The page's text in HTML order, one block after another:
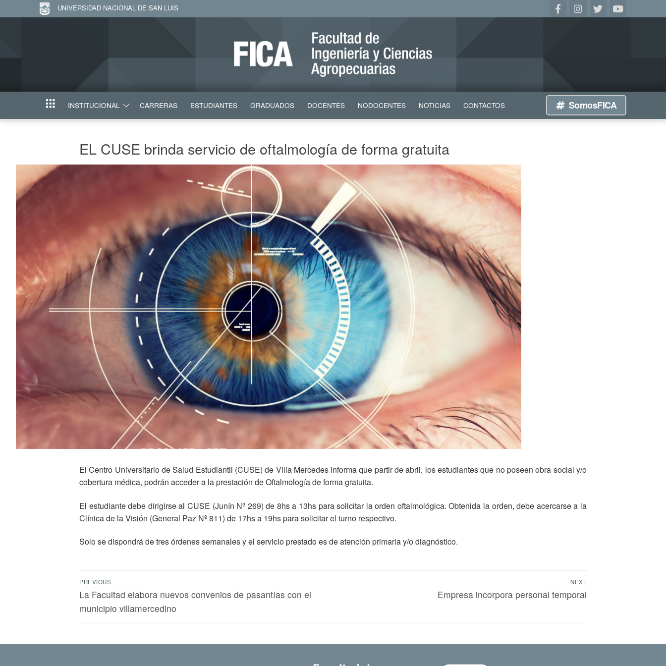
UNIVERSIDAD NACIONAL DE SAN LUIS
INICIO INSTITUCIONAL CARRERAS ESTUDIANTES GRADUADOS DOCENTES NODOCENTES NOTICIAS CONTACTOS SomosFICA
EL CUSE brinda servicio de oftalmología de forma gratuita
El Centro Universitario de Salud Estudiantil (CUSE) de Villa Mercedes informa que partir de abril, los estudiantes que no poseen obra social y/o
cobertura médica, podrán acceder a la prestación de Oftalmología de forma gratuita.
El estudiante debe dirigirse al CUSE (Junín Nº 269) de 8hs a 13hs para solicitar la orden oftalmológica. Obtenida la orden, debe acercarse a la
Clínica de la Visión (General Paz Nº 811) de 17hs a 19hs para solicitar el turno respectivo.
Solo se dispondrá de tres órdenes semanales y el servicio prestado es de atención primaria y/o diagnóstico.
PREVIOUS
La Facultad elabora nuevos convenios de pasantías con el
municipio villamercedino
NEXT
Empresa incorpora personal temporal